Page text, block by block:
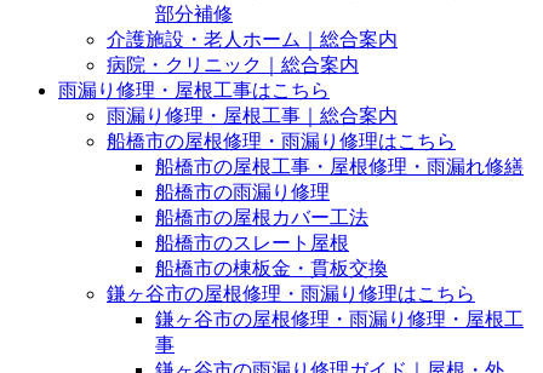
部分補修
介護施設・老人ホーム｜総合案内
病院・クリニック｜総合案内
雨漏り修理・屋根工事はこちら
雨漏り修理・屋根工事｜総合案内
船橋市の屋根修理・雨漏り修理はこちら
船橋市の屋根工事・屋根修理・雨漏れ修繕
船橋市の雨漏り修理
船橋市の屋根カバー工法
船橋市のスレート屋根
船橋市の棟板金・貫板交換
鎌ヶ谷市の屋根修理・雨漏り修理はこちら
鎌ヶ谷市の屋根修理・雨漏り修理・屋根工
事